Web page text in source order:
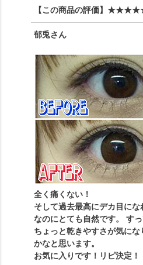
【この商品の評価】
郁兎さん
全く痛くない！
そして過去最高にデカ目にな
なのにとても自然です。 す
ちょっと乾きやすさが気に
かなと思います。
お気に入りです！リピ決定！